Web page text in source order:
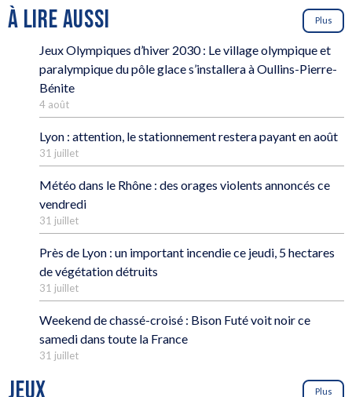
À LIRE AUSSI Plus
Jeux Olympiques d’hiver 2030 : Le village olympique et
paralympique du pôle glace s’installera à Oullins-Pierre-
Bénite
4 août
Lyon : attention, le stationnement restera payant en août
31 juillet
Météo dans le Rhône : des orages violents annoncés ce
vendredi
31 juillet
Près de Lyon : un important incendie ce jeudi, 5 hectares
de végétation détruits
31 juillet
Weekend de chassé-croisé : Bison Futé voit noir ce
samedi dans toute la France
31 juillet
Plus